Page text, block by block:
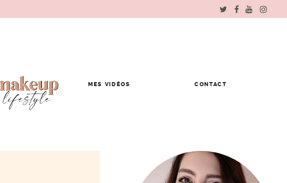
MES VIDÉOS CONTACT